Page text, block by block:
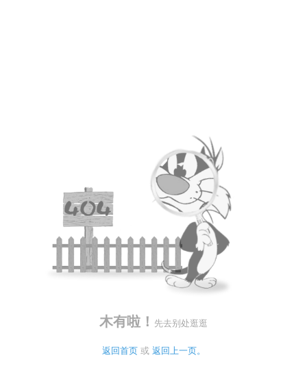
木有啦！ 先去别处逛逛
返回首页 或 返回上一页。